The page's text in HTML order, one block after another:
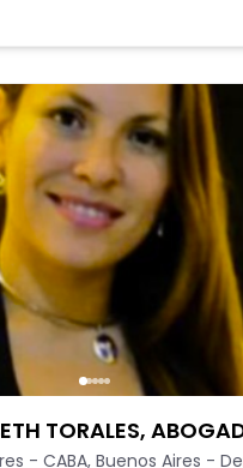
TORALES,
- CABA, Buenos Aires -